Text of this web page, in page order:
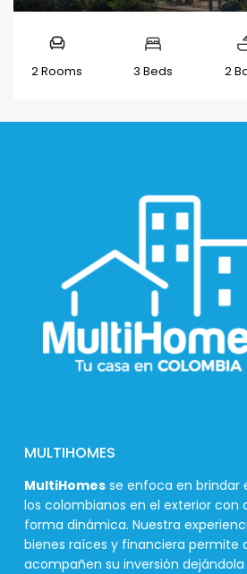
2 Rooms 3 Beds 2
MULTIHOMES
MultiHomes se enfoca en brindar
los colombianos en el exterior con
forma dinámica. Nuestra
bienes raíces y financiera permite
acompañen su inversión